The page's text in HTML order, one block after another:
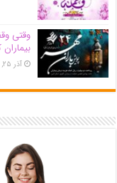
وقتی
آذر ۲۵, ۱۴۰۴